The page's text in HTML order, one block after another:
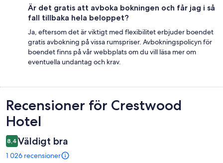
Är det gratis att avboka bokningen och får jag i så
fall tillbaka hela beloppet?
Ja, eftersom det är viktigt med flexibilitet erbjuder boendet
gratis avbokning på vissa rumspriser. Avbokningspolicyn för
boendet finns på vår webbplats om du vill läsa mer om
eventuella undantag och krav.
Recensioner
Recensioner för Crestwood
Hotel
8,4 Väldigt bra
1 026 recensioner